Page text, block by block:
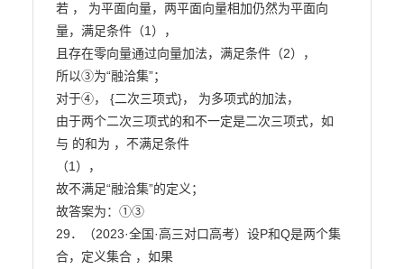
若 ， 为平面向量，两平面向量相加仍然为平面向
量，满足条件（1），
且存在零向量通过向量加法，满足条件（2），
所以③为“融洽集”；
对于④， {二次三项式}， 为多项式的加法，
由于两个二次三项式的和不一定是二次三项式，如
与 的和为 ，不满足条件
（1），
故不满足“融洽集”的定义；
故答案为：①③
29．（2023·全国·高三对口高考）设P和Q是两个集
合，定义集合 ，如果